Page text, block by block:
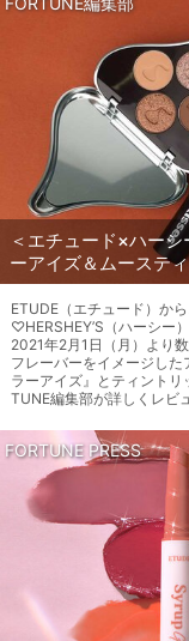
＜エチュード×ハー
ーアイズ＆ムーステ
ETUDE（エチュード）か
♡HERSHEY’S（ハーシー
2021年2月1日（月）より
フレーバーをイメージし
ラーアイズ』とティント
TUNE編集部が詳しくレビ
FORTUNE PRESS